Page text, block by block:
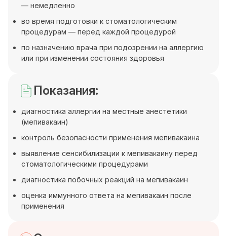
— немедленно
во время подготовки к стоматологическим
процедурам — перед каждой процедурой
по назначению врача при подозрении на аллергию
или при изменении состояния здоровья
Показания:
диагностика аллергии на местные анестетики
(мепивакаин)
контроль безопасности применения мепивакаина
выявление сенсибилизации к мепивакаину перед
стоматологическими процедурами
диагностика побочных реакций на мепивакаин
оценка иммунного ответа на мепивакаин после
применения